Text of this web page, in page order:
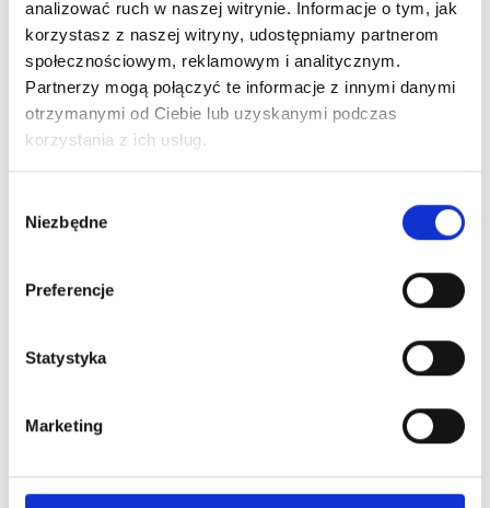
analizować ruch w naszej witrynie. Informacje o tym, jak
korzystasz z naszej witryny, udostępniamy partnerom
społecznościowym, reklamowym i analitycznym.
Partnerzy mogą połączyć te informacje z innymi danymi
otrzymanymi od Ciebie lub uzyskanymi podczas
korzystania z ich usług.
zgody
Niezbędne
Preferencje
Statystyka
Marketing
FOX SMART SANDY PEACH - Suszarka Do Włosów
-25%